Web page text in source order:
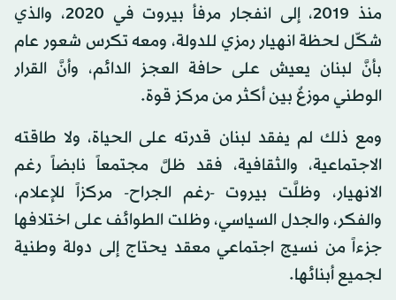
منذ 2019، إلى انفجار مرفأ بيروت في 2020، والذي
شكّل لحظة انهيار رمزي للدولة، ومعه تكرس شعور عام
بأنَّ لبنان يعيش على حافة العجز الدائم، وأنَّ القرار
الوطني موزعٌ بين أكثر من مركز قوة.
ومع ذلك لم يفقد لبنان قدرته على الحياة، ولا طاقته
الاجتماعية، والثقافية، فقد ظلَّ مجتمعاً نابضاً رغم
الانهيار، وظلَّت بيروت -رغم الجراح- مركزاً للإعلام،
والفكر، والجدل السياسي، وظلت الطوائف على اختلافها
جزءاً من نسيج اجتماعي معقد يحتاج إلى دولة وطنية
لجميع أبنائها.